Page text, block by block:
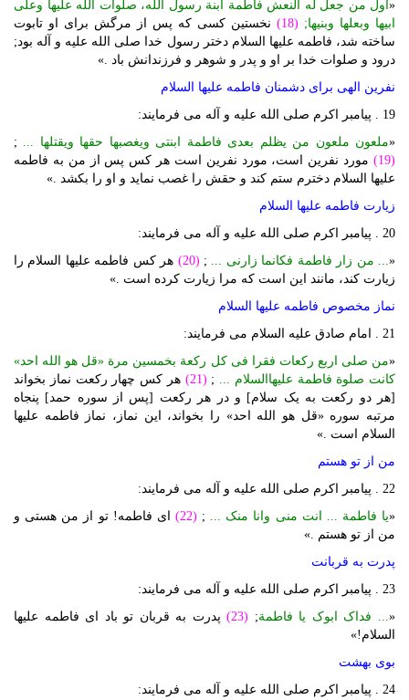
« اول من جعل له النعش فاطمة ابنة رسول الله، صلوات الله علیها وعلی
ابیها وبعلها وبنیها; (18)
نخستین کسی که پس از مرگش برای او تابوت
ساخته شد، فاطمه علیها السلام دختر رسول خدا صلی الله علیه و آله بود;
درود و صلوات خدا بر او و پدر و شوهر و فرزندانش باد .»
نفرین الهی برای دشمنان فاطمه علیها السلام
19 . پیامبر اکرم صلی الله علیه و آله می فرمایند:
«ملعون ملعون من یظلم بعدی فاطمة ابنتی ویغصبها حقها ویقتلها ...
;
(19)
مورد نفرین است، مورد نفرین است هر کس پس از من به فاطمه
علیها السلام دخترم ستم کند و حقش را غصب نماید و او را بکشد .»
زیارت فاطمه علیها السلام
20 . پیامبر اکرم صلی الله علیه و آله می فرمایند:
«... من زار فاطمة فکانما زارنی ... ;
(20)
هر کس فاطمه علیها السلام را
زیارت کند، مانند این است که مرا زیارت کرده است .»
نماز مخصوص فاطمه علیها السلام
21 . امام صادق علیه السلام می فرمایند:
«من صلی اربع رکعات فقرا فی کل رکعة بخمسین مرة «قل هو الله احد»
کانت صلوة فاطمة علیهاالسلام ...
;
(21)
هر کس چهار رکعت نماز بخواند
[هر دو رکعت به یک سلام] و در هر رکعت [پس از سوره حمد] پنجاه
مرتبه سوره «قل هو الله احد» را بخواند، این نماز، نماز فاطمه علیها
السلام است .»
من از تو هستم
22 . پیامبر اکرم صلی الله علیه و آله می فرمایند:
«یا فاطمة ... انت منی وانا منک ... ;
(22)
ای فاطمه! تو از من هستی و
من از تو هستم .»
پدرت به قربانت
23 . پیامبر اکرم صلی الله علیه و آله می فرمایند:
«... فداک ابوک یا فاطمة;
(23)
پدرت به قربان تو باد ای فاطمه علیها
السلام!»
بوی بهشت
24 . پیامبر اکرم صلی الله علیه و آله می فرمایند: